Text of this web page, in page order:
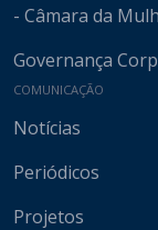
- Câmara da
Governança
COMUNICAÇÃO
Notícias
Periódicos
Projetos